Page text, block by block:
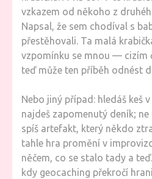
vzkazem od někoho z
Napsal, že sem chodíval s
přestěhovali. Ta malá
vzpomínku se mnou — cizím
teď může ten příběh odnést
Nebo jiný případ: hledáš keš
najdeš zapomenutý deník;
spíš artefakt, který někdo
tahle hra promění v
něčem, co se stalo tady a
kdy geocaching překročí